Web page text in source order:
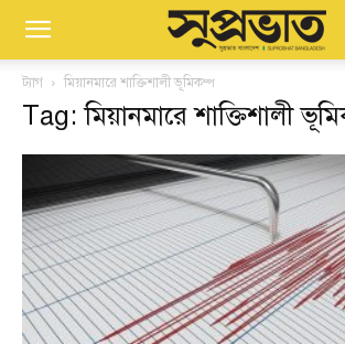
ট্যাগ মিয়ানমারে শাক্তিশালী ভূমিকম্প
Tag: মিয়ানমারে শাক্তিশালী